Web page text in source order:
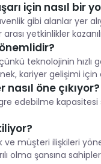
için nasıl bir
gibi alanlar yer
yetkinlikler
teknolojinin hızlı
kariyer gelişimi
öne çıkıyor?
edebilme kapasitesi
müşteri ilişkileri
olma şansına